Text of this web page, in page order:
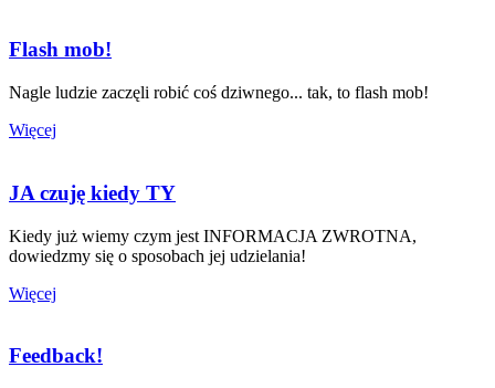
Flash mob!
Nagle ludzie zaczęli robić coś dziwnego... tak, to flash mob!
Więcej
JA czuję kiedy TY
Kiedy już wiemy czym jest INFORMACJA ZWROTNA,
dowiedzmy się o sposobach jej udzielania!
Więcej
Feedback!